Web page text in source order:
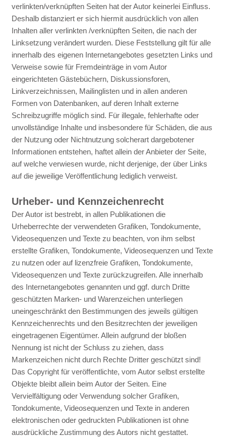
verlinkten/verknüpften Seiten hat der Autor keinerlei Einfluss.
Deshalb distanziert er sich hiermit ausdrücklich von allen
Inhalten aller verlinkten /verknüpften Seiten, die nach der
Linksetzung verändert wurden. Diese Feststellung gilt für alle
innerhalb des eigenen Internetangebotes gesetzten Links und
Verweise sowie für Fremdeinträge in vom Autor
eingerichteten Gästebüchern, Diskussionsforen,
Linkverzeichnissen, Mailinglisten und in allen anderen
Formen von Datenbanken, auf deren Inhalt externe
Schreibzugriffe möglich sind. Für illegale, fehlerhafte oder
unvollständige Inhalte und insbesondere für Schäden, die aus
der Nutzung oder Nichtnutzung solcherart dargebotener
Informationen entstehen, haftet allein der Anbieter der Seite,
auf welche verwiesen wurde, nicht derjenige, der über Links
auf die jeweilige Veröffentlichung lediglich verweist.
Urheber- und Kennzeichenrecht
Der Autor ist bestrebt, in allen Publikationen die
Urheberrechte der verwendeten Grafiken, Tondokumente,
Videosequenzen und Texte zu beachten, von ihm selbst
erstellte Grafiken, Tondokumente, Videosequenzen und Texte
zu nutzen oder auf lizenzfreie Grafiken, Tondokumente,
Videosequenzen und Texte zurückzugreifen. Alle innerhalb
des Internetangebotes genannten und ggf. durch Dritte
geschützten Marken- und Warenzeichen unterliegen
uneingeschränkt den Bestimmungen des jeweils gültigen
Kennzeichenrechts und den Besitzrechten der jeweiligen
eingetragenen Eigentümer. Allein aufgrund der bloßen
Nennung ist nicht der Schluss zu ziehen, dass
Markenzeichen nicht durch Rechte Dritter geschützt sind!
Das Copyright für veröffentlichte, vom Autor selbst erstellte
Objekte bleibt allein beim Autor der Seiten. Eine
Vervielfältigung oder Verwendung solcher Grafiken,
Tondokumente, Videosequenzen und Texte in anderen
elektronischen oder gedruckten Publikationen ist ohne
ausdrückliche Zustimmung des Autors nicht gestattet.